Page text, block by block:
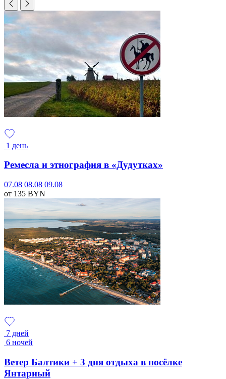
1 день
Ремесла и этнография в «Дудутках»
07.08 08.08 09.08
от 135 BYN
7 дней
6 ночей
Ветер Балтики + 3 дня отдыха в посёлке
Янтарный